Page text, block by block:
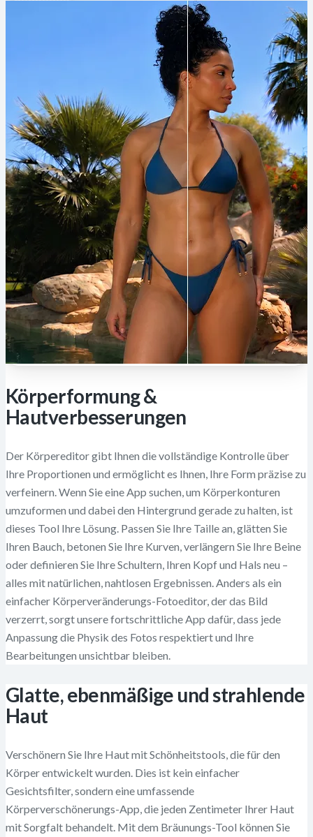
Körperformung &
Hautverbesserungen
Der Körpereditor gibt Ihnen die vollständige Kontrolle über
Ihre Proportionen und ermöglicht es Ihnen, Ihre Form präzise zu
verfeinern. Wenn Sie eine App suchen, um Körperkonturen
umzuformen und dabei den Hintergrund gerade zu halten, ist
dieses Tool Ihre Lösung. Passen Sie Ihre Taille an, glätten Sie
Ihren Bauch, betonen Sie Ihre Kurven, verlängern Sie Ihre Beine
oder definieren Sie Ihre Schultern, Ihren Kopf und Hals neu –
alles mit natürlichen, nahtlosen Ergebnissen. Anders als ein
einfacher Körperveränderungs-Fotoeditor, der das Bild
verzerrt, sorgt unsere fortschrittliche App dafür, dass jede
Anpassung die Physik des Fotos respektiert und Ihre
Bearbeitungen unsichtbar bleiben.
Glatte, ebenmäßige und strahlende
Haut
Verschönern Sie Ihre Haut mit Schönheitstools, die für den
Körper entwickelt wurden. Dies ist kein einfacher
Gesichtsfilter, sondern eine umfassende
Körperverschönerungs-App, die jeden Zentimeter Ihrer Haut
mit Sorgfalt behandelt. Mit dem Bräunungs-Tool können Sie